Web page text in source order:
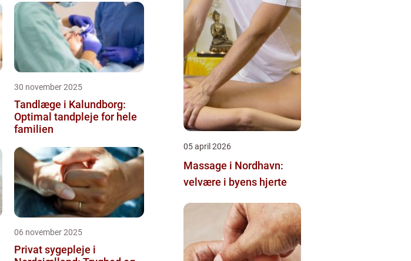
30 november 2025
Tandlæge i Kalundborg:
Optimal tandpleje for hele
familien
06 november 2025
Privat sygepleje i
05 april 2026
Massage i Nordhavn:
velvære i byens hjerte